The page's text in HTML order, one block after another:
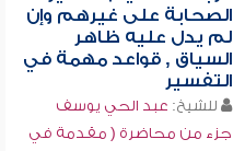
الصحابة على غيرهم وإن
لم يدل عليه ظاهر
السياق , قواعد مهمة في
التفسير
للشيخ: عبد الحي يوسف
جزء من محاضرة ( مقدمة في